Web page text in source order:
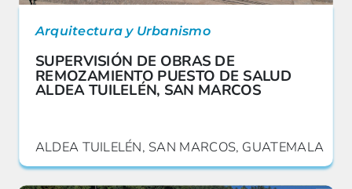
Arquitectura y Urbanismo
SUPERVISIÓN DE OBRAS DE
REMOZAMIENTO PUESTO DE SALUD
ALDEA TUILELÉN, SAN MARCOS
ALDEA TUILELÉN, SAN MARCOS, GUATEMALA